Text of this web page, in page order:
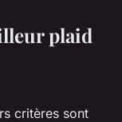
plaid
critères sont